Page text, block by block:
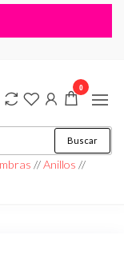
Buscar
//Anillos //
0